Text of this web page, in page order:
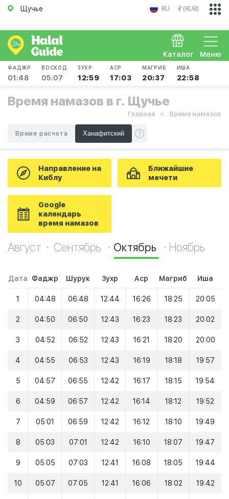
Щучье RU ₽ (RUB)
Меню
Каталог
ФАДЖР
01:48
ВОСХОД
05:07
ЗУХР
12:59
АСР
17:03
МАГРИБ
20:37
ИША
22:58
Время намазов в г. Щучье
Главная Время намазов
Время расчета
Направление на
Киблу
Ближайшие
мечети
Google
календарь
время намазов
Август Сентябрь Октябрь Ноябрь
Дата Фаджр Шурук Зухр Аср Магриб Иша
1 04:48 06:48 12:44 16:26 18:25 20:05
2 04:50 06:50 12:43 16:23 18:23 20:02
3 04:52 06:52 12:43 16:21 18:20 20:00
4 04:55 06:53 12:43 16:19 18:18 19:57
5 04:57 06:55 12:42 16:17 18:15 19:54
6 04:59 06:57 12:42 16:14 18:12 19:52
7 05:01 06:59 12:42 16:12 18:10 19:49
8 05:03 07:01 12:42 16:10 18:07 19:47
9 05:05 07:03 12:41 16:08 18:05 19:44
10 05:07 07:05 12:41 16:06 18:02 19:42